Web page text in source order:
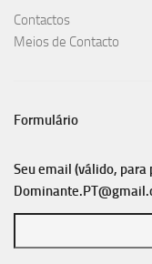
Contactos
Meios de Contacto
Formulário
Seu email (válido,